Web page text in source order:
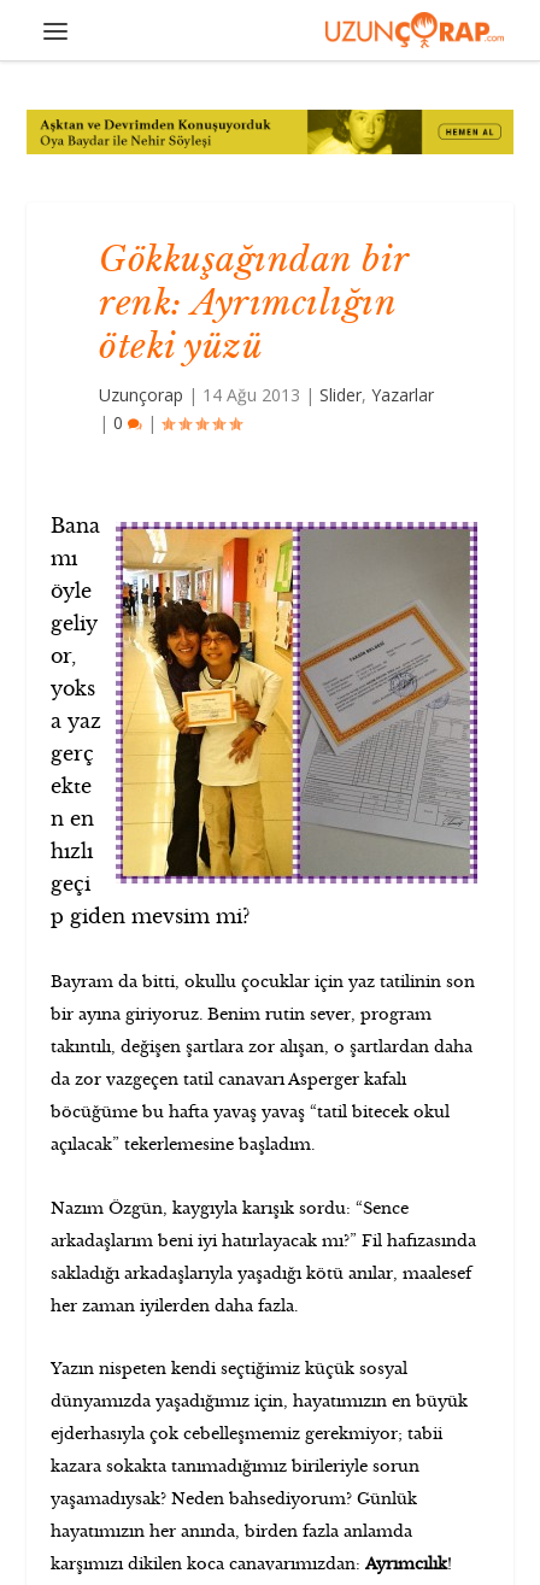
Gökkuşağından bir
renk: Ayrımcılığın
öteki yüzü
Uzunçorap | 14 Ağu 2013 |Slider,Yazarlar
|0 |
Bana
mı
öyle
geliy
or,
yoks
a yaz
gerç
ekte
n en
hızlı
geçi
p giden mevsim mi?
Bayram da bitti, okullu çocuklar için yaz tatilinin son
bir ayına giriyoruz. Benim rutin sever, program
takıntılı, değişen şartlara zor alışan, o şartlardan daha
da zor vazgeçen tatil canavarı Asperger kafalı
böcüğüme bu hafta yavaş yavaş “tatil bitecek okul
açılacak” tekerlemesine başladım.
Nazım Özgün, kaygıyla karışık sordu: “Sence
arkadaşlarım beni iyi hatırlayacak mı?” Fil hafızasında
sakladığı arkadaşlarıyla yaşadığı kötü anılar, maalesef
her zaman iyilerden daha fazla.
Yazın nispeten kendi seçtiğimiz küçük sosyal
dünyamızda yaşadığımız için, hayatımızın en büyük
ejderhasıyla çok cebelleşmemiz gerekmiyor; tabii
kazara sokakta tanımadığımız birileriyle sorun
yaşamadıysak? Neden bahsediyorum? Günlük
hayatımızın her anında, birden fazla anlamda
karşımızı dikilen koca canavarımızdan:Ayrımcılık!